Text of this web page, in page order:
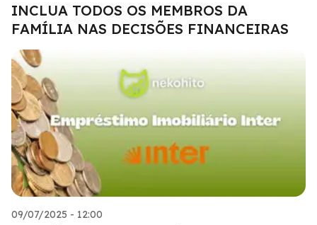
INCLUA TODOS OS MEMBROS DA
FAMÍLIA NAS DECISÕES FINANCEIRAS
09/07/2025 - 12:00